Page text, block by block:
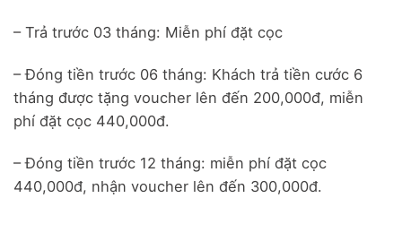
– Trả trước 03 tháng: Miễn phí đặt cọc
– Đóng tiền trước 06 tháng: Khách trả tiền cước 6
tháng được tặng voucher lên đến 200,000đ, miễn
phí đặt cọc 440,000đ.
– Đóng tiền trước 12 tháng: miễn phí đặt cọc
440,000đ, nhận voucher lên đến 300,000đ.